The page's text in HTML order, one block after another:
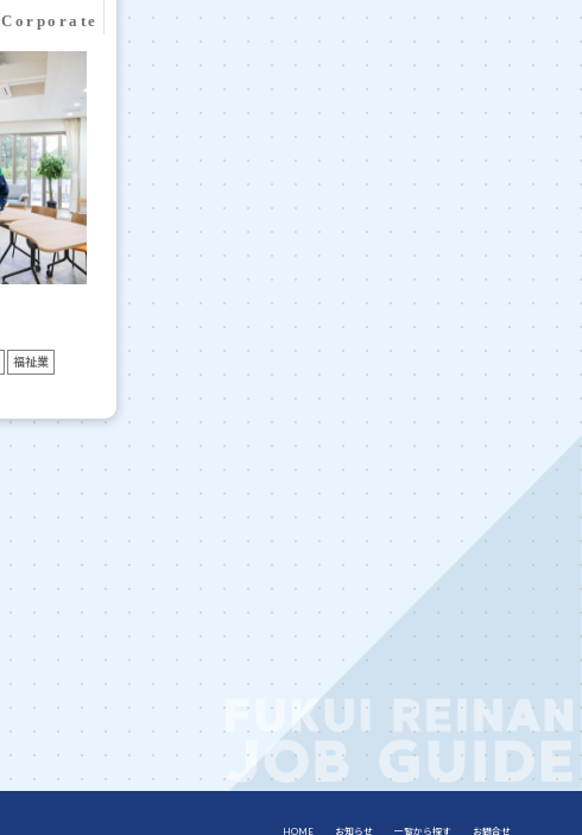
福祉業
HOME お知らせ 一覧から探す お問合せ